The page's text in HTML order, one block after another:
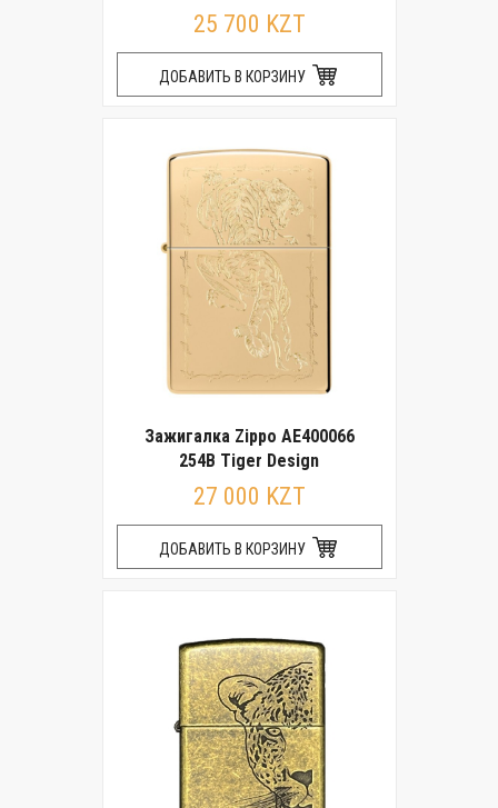
25 700 KZT
ДОБАВИТЬ В КОРЗИНУ
Зажигалка Zippo AE400066
254B Tiger Design
27 000 KZT
ДОБАВИТЬ В КОРЗИНУ